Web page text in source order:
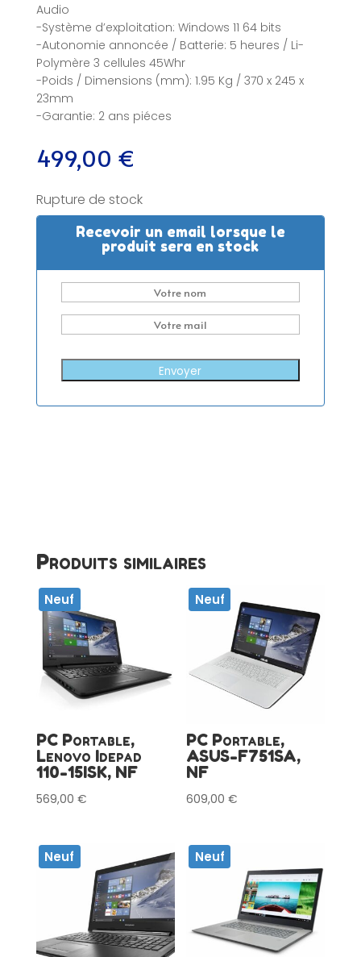
Audio
-Système d’exploitation: Windows 11 64 bits
-Autonomie annoncée / Batterie: 5 heures / Li-
Polymère 3 cellules 45Whr
-Poids / Dimensions (mm): 1.95 Kg / 370 x 245 x
23mm
-Garantie: 2 ans piéces
499,00 €
Rupture de stock
Recevoir un email lorsque le
produit sera en stock
Envoyer
Produits similaires
Neuf
PC Portable,
Lenovo Idepad
110-15ISK, NF
569,00 €
Neuf
PC Portable,
ASUS-F751SA,
NF
609,00€
Neuf Neuf